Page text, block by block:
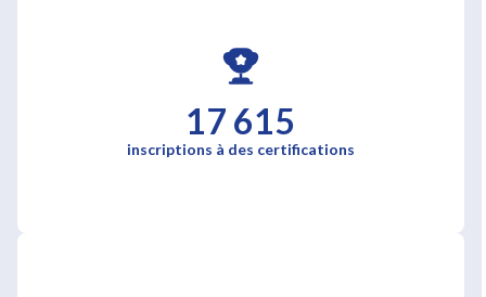
17 615
inscriptions à des certifications